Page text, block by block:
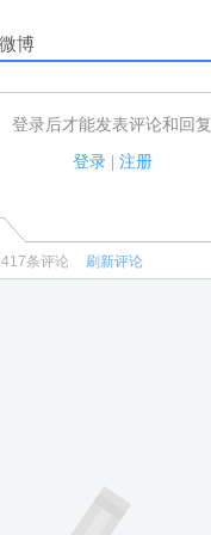
微博
登录后才能发表评论和回复
登录| 注册
以发表评论了！
条评论 刷新评论